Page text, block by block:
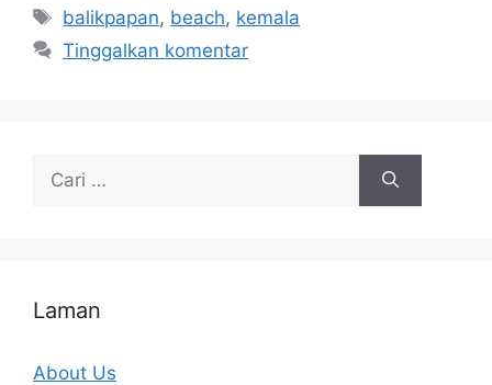
Tag
balikpapan, beach, kemala
Tinggalkan komentar
untuk:
Laman
About Us